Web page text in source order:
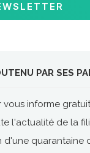
PAR SES
vous informe
l'actualité de la
d'une quarantaine